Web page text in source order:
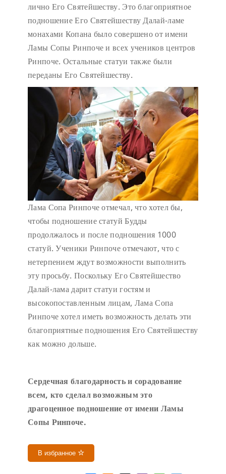
лично Его Святейшеству. Это благоприятное
подношение Его Святейшеству Далай-ламе
монахами Копана было совершено от имени
Ламы Сопы Ринпоче и всех учеников центров
Ринпоче. Остальные статуи также были
переданы Его Святейшеству.
Лама Сопа Ринпоче отмечал, что хотел бы,
чтобы подношение статуй Будды
продолжалось и после подношения 1000
статуй. Ученики Ринпоче отмечают, что с
нетерпением ждут возможности выполнить
эту просьбу. Поскольку Его Святейшество
Далай-лама дарит статуи гостям и
высокопоставленным лицам, Лама Сопа
Ринпоче хотел иметь возможность делать эти
благоприятные подношения Его Святейшеству
как можно дольше.
Сердечная благодарность и сорадование
всем, кто сделал возможным это
драгоценное подношение от имени Ламы
Сопы Ринпоче.
В избранное